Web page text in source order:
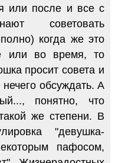
или после и все с
советовать
когда же это
или во время, то
просит совета и
обсуждать. А
понятно, что
же степени. В
"девушка-
пафосом,